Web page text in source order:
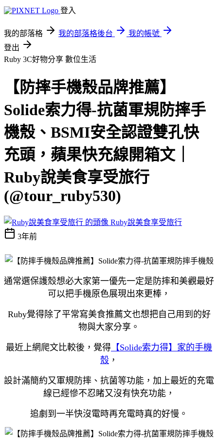
登入
我的部落格 我的部落格後台
我的帳號
登出
Ruby 3C好物分享 數位生活
【防摔手機殼品牌推薦】
Solide索力得-抗菌軍規防摔手
機殼、BSMI安全認證雙孔快
充頭，蘋果快充線開箱文｜
Ruby說美食享受旅行
(@tour_ruby530)
Ruby說美食享受旅行
3年前
通常選保護殼想必大家第一優先一定是防摔和美觀最好
可以把手機原色展現出來更棒，
Ruby覺得除了平常寫美食推薦文也想把自己用到的好
物與大家分享。
最近上網爬文比較後，覺得 【Solide索力得】家的手機
殼 ，
設計滿簡約又軍規防摔、抗菌等功能，加上最近的充電
線已經慘不忍睹又沒有快充功能，
追劇到一半快沒電時再充電時真的好慢。